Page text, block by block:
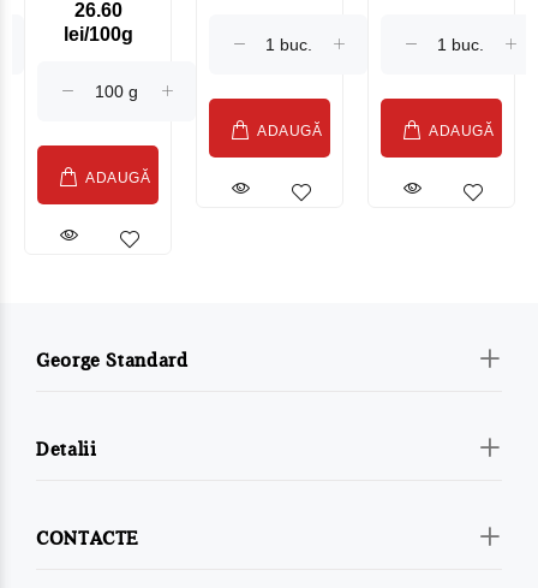
Maasdam
Sublime Cow
26.60
lei/100g
ADAUGĂ
ADAUGĂ ADAUGĂ
George Standard
Detalii
CONTACTE